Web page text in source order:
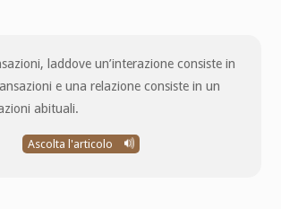
laddove un’interazione consiste in
e una relazione consiste in un
abituali.
Ascolta l'articolo